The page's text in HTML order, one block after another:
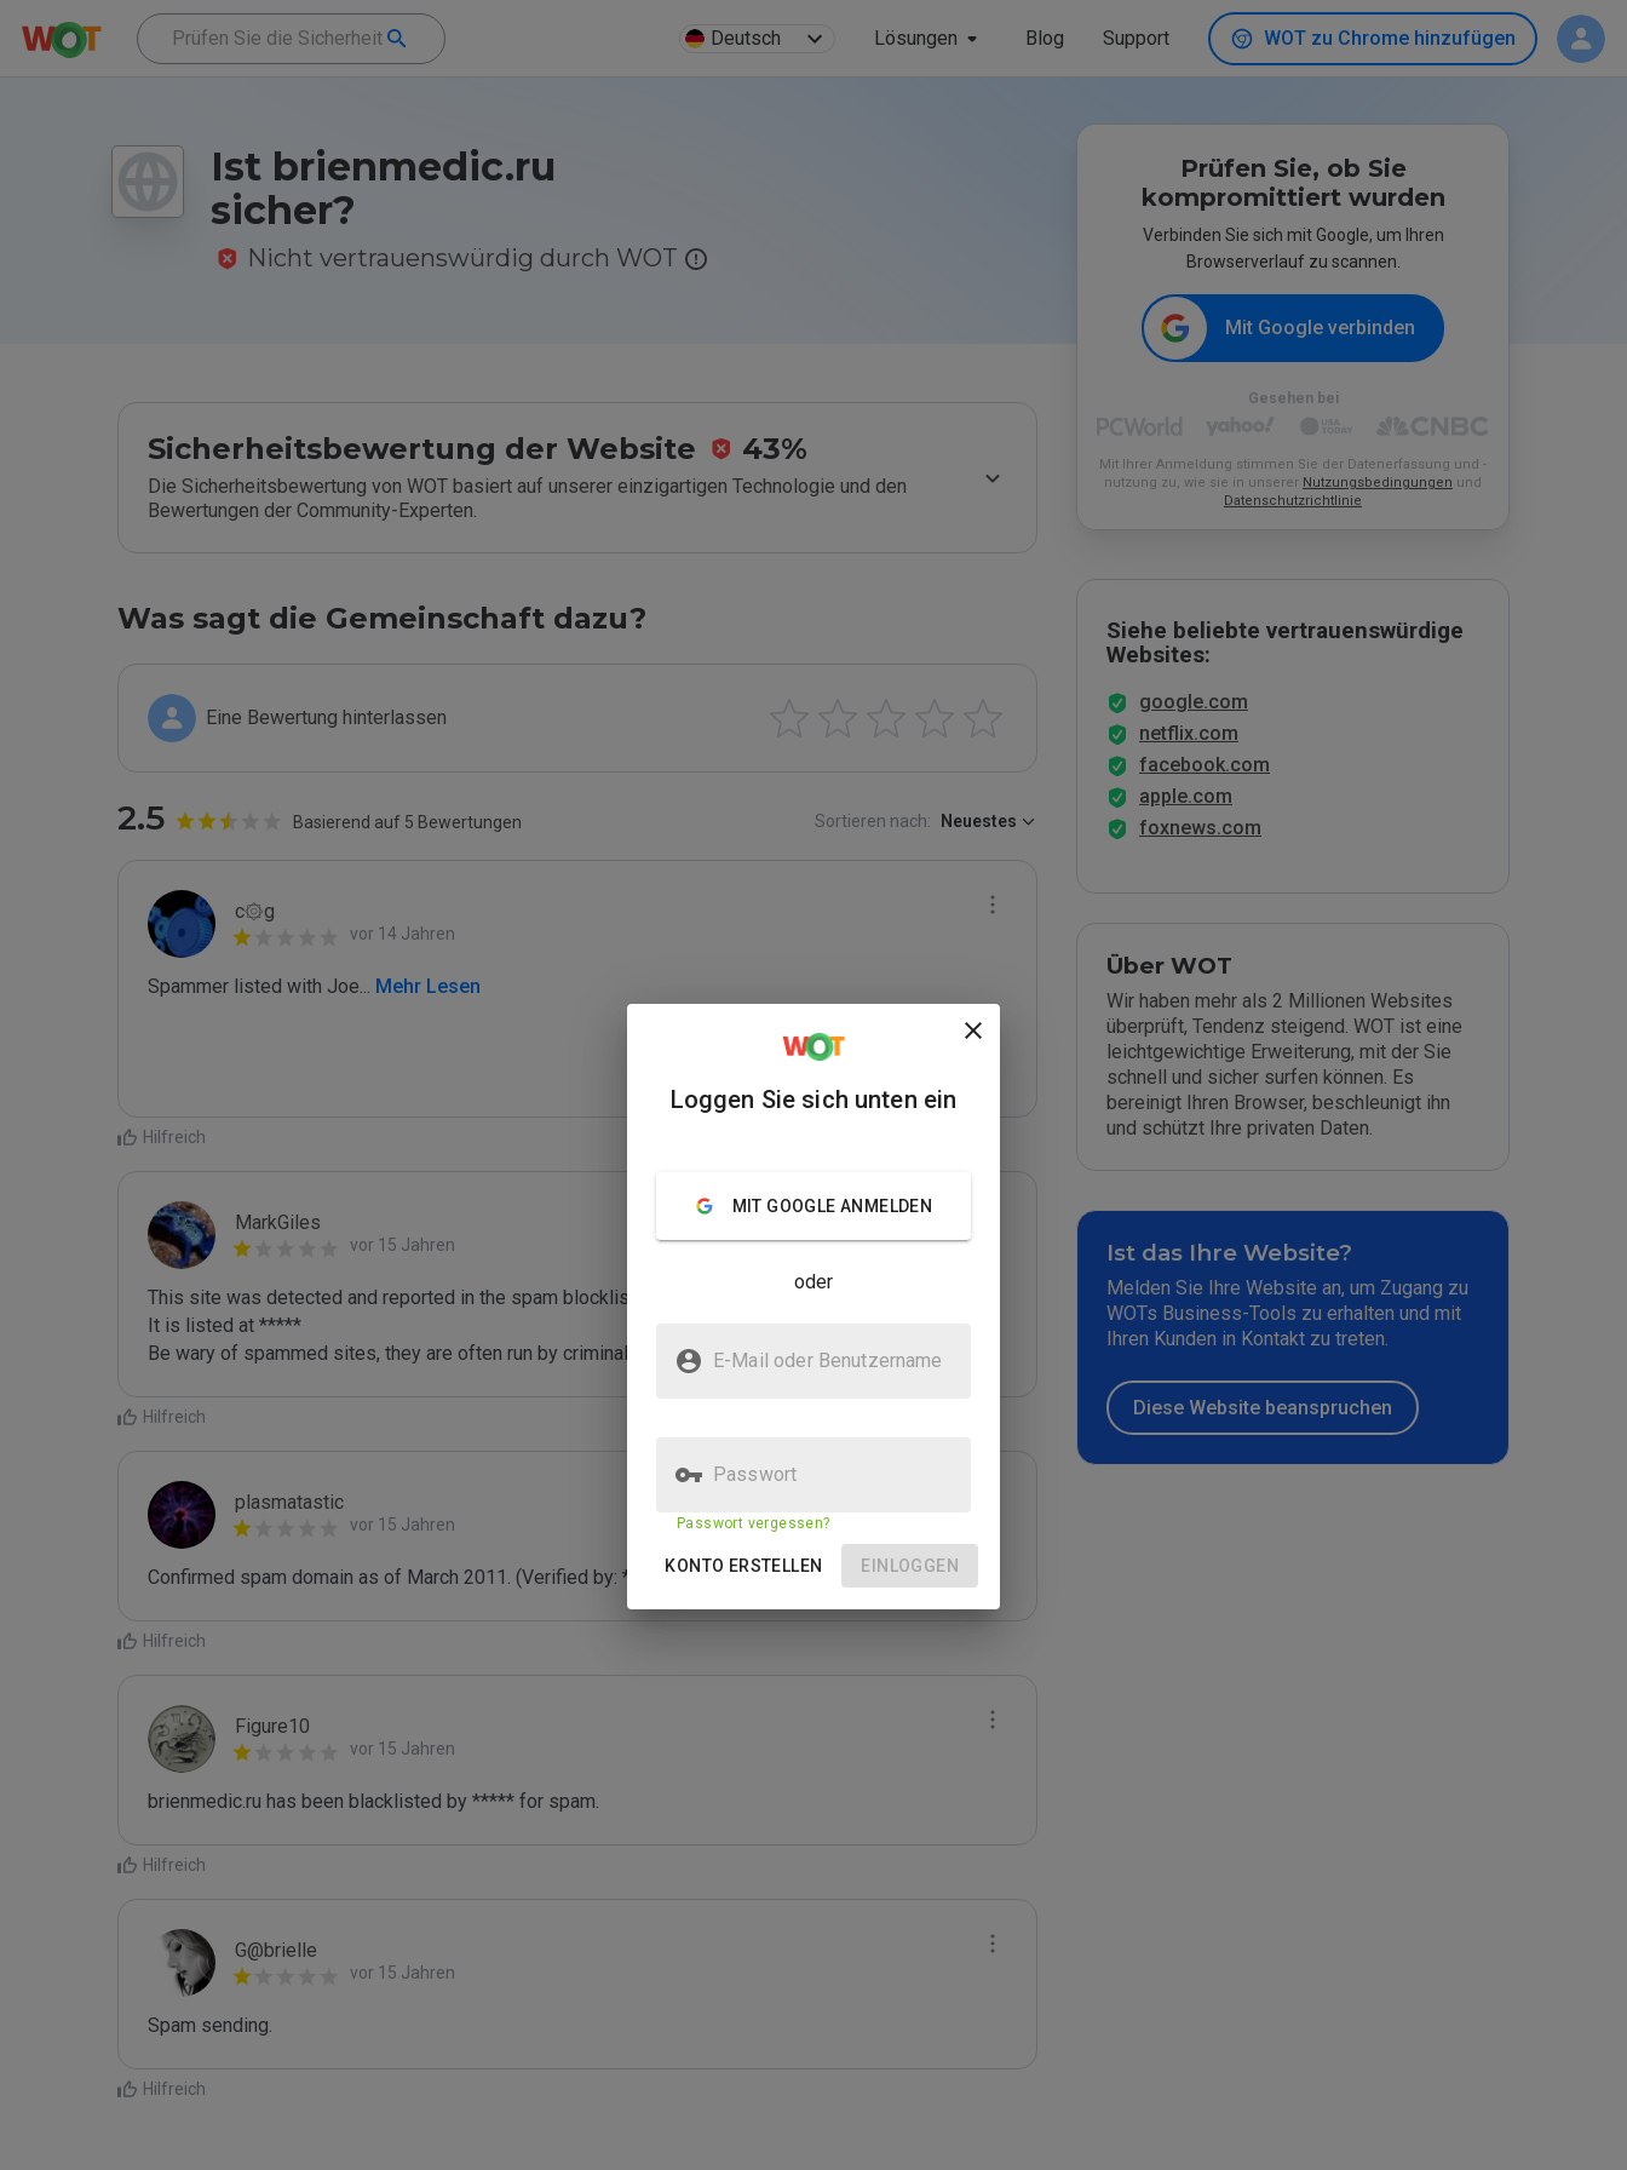
Deutsch Lösungen Blog Support WOT zu Chrome hinzufügen
Ist brienmedic.ru
sicher?
Nicht vertrauenswürdig durch WOT
Sicherheitsbewertung der Website 43%
Die Sicherheitsbewertung von WOT basiert auf unserer einzigartigen Technologie und den
Bewertungen der Community-Experten.
Was sagt die Gemeinschaft dazu?
Eine Bewertung hinterlassen
2.5 Basierend auf 5 Bewertungen Sortieren nach: Neuestes
c۞g
vor 14 Jahren
Spammer listed with Joe... Mehr Lesen
Hilfreich
MarkGiles
vor 15 Jahren
This site was detected and reported in the spam blocklist maintained by Joe Wein.
It is listed at *****
Be wary of spammed sites, they are often run by criminals who are out to defraud you.
Hilfreich
plasmatastic
vor 15 Jahren
Confirmed spam domain as of March 2011. (Verified by: *****
Hilfreich
Figure10
vor 15 Jahren
brienmedic.ru has been blacklisted by ***** for spam.
Hilfreich
G@brielle
vor 15 Jahren
Spam sending.
Hilfreich
Prüfen Sie, ob Sie
kompromittiert wurden
Verbinden Sie sich mit Google, um Ihren
Browserverlauf zu scannen.
Mit Google verbinden
Gesehen bei
Mit Ihrer Anmeldung stimmen Sie der Datenerfassung und -
nutzung zu, wie sie in unserer Nutzungsbedingungen und
Datenschutzrichtlinie
Siehe beliebte vertrauenswürdige
Websites:
google.com
netflix.com
facebook.com
apple.com
foxnews.com
Über WOT
Wir haben mehr als 2 Millionen Websites
überprüft, Tendenz steigend. WOT ist eine
leichtgewichtige Erweiterung, mit der Sie
schnell und sicher surfen können. Es
bereinigt Ihren Browser, beschleunigt ihn
und schützt Ihre privaten Daten.
Ist das Ihre Website?
Melden Sie Ihre Website an, um Zugang zu
WOTs Business-Tools zu erhalten und mit
Ihren Kunden in Kontakt zu treten.
Diese Website beanspruchen
Loggen Sie sich unten ein
MIT GOOGLE ANMELDEN
oder
E-Mail oder Benutzername
Passwort
Passwort vergessen?
KONTO ERSTELLEN EINLOGGEN